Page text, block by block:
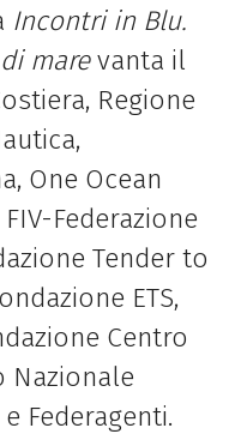
Incontri in Blu.
marevanta il
Regione
One Ocean
Federazione
Tender to
ETS,
Centro
Nazionale
Federagenti.